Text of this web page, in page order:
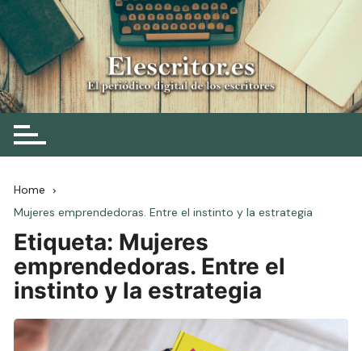
Skip
to
content
Elescritor.es
El periódico digital de los escritores
Home
Mujeres emprendedoras. Entre el instinto y la estrategia
Etiqueta: Mujeres
emprendedoras. Entre el
instinto y la estrategia